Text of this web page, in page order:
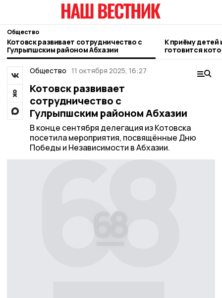
Общество
Котовск развивает сотрудничество с
Гулрыпшским районом Абхазии
К приёму детей
готовится
Общество 11 октября 2025, 16:27
Котовск развивает
сотрудничество с
Гулрыпшским районом Абхазии
В конце сентября делегация из Котовска
посетила мероприятия, посвящённые Дню
Победы и Независимости в Абхазии.